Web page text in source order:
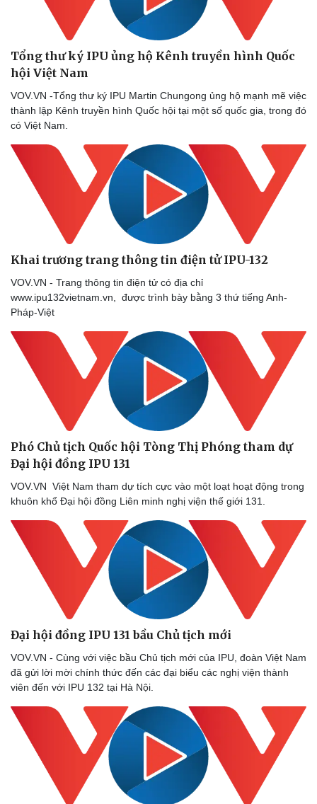
Pháp luật
Vụ án
Tin nóng
Tư vấn luật
Vũ khí
Việt Nam
Thể thao
Bóng đá
Lịch thi đấu bóng đá
Thế giới thể thao
eSports
Hậu trường
Ô tô - Xe máy
Ô tô
Xe máy
Tổng thư ký IPU ủng hộ Kênh truyền hình Quốc
hội Việt Nam
VOV.VN -Tổng thư ký IPU Martin Chungong ủng hộ mạnh mẽ việc
thành lập Kênh truyền hình Quốc hội tại một số quốc gia, trong đó
có Việt Nam.
Khai trương trang thông tin điện tử IPU-132
VOV.VN - Trang thông tin điện tử có địa chỉ
www.ipu132vietnam.vn, được trình bày bằng 3 thứ tiếng Anh-
Pháp-Việt
Phó Chủ tịch Quốc hội Tòng Thị Phóng tham dự
Đại hội đồng IPU 131
VOV.VN Việt Nam tham dự tích cực vào một loạt hoạt động trong
khuôn khổ Đại hội đồng Liên minh nghị viện thế giới 131.
Đại hội đồng IPU 131 bầu Chủ tịch mới
VOV.VN - Cùng với việc bầu Chủ tịch mới của IPU, đoàn Việt Nam
đã gửi lời mời chính thức đến các đại biểu các nghị viện thành
viên đến với IPU 132 tại Hà Nội.